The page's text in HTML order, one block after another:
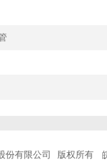
份有限公司 版权所有